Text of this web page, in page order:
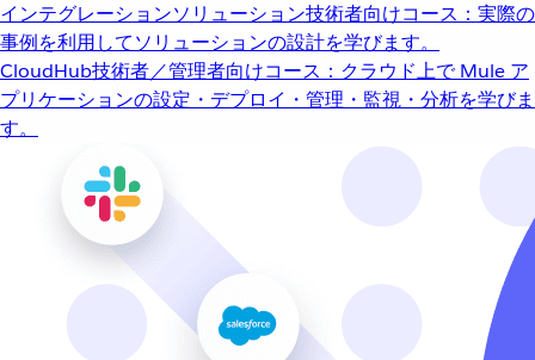
インテグレーションソリューション技術者向けコース：実際の
事例を利用してソリューションの設計を学びます。
CloudHub技術者／管理者向けコース：クラウド上で Mule ア
プリケーションの設定・デプロイ・管理・監視・分析を学びま
す。